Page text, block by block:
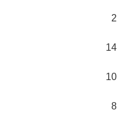
2
14
10
8